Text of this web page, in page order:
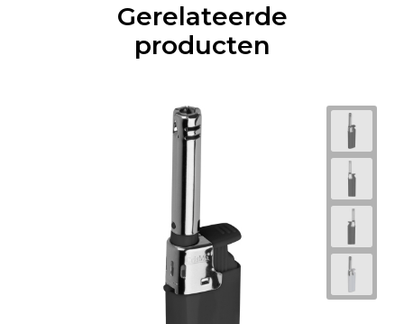
Gerelateerde
producten